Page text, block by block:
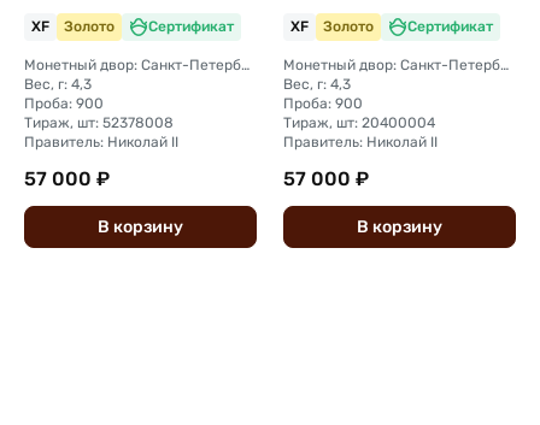
XF Золото Сертификат
Монетный двор: Санкт-Петербургский монетный двор
Вес, г: 4,3
Проба: 900
Тираж, шт: 52378008
Правитель: Николай II
57 000 ₽
В корзину
XF Золото Сертификат
Монетный двор: Санкт-Петербургский монетный двор
Вес, г: 4,3
Проба: 900
Тираж, шт: 20400004
Правитель: Николай II
57 000 ₽
В корзину